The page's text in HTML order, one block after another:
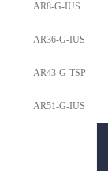
AR8-G-IUS
AR36-G-IUS
AR43-G-TSP
AR51-G-IUS